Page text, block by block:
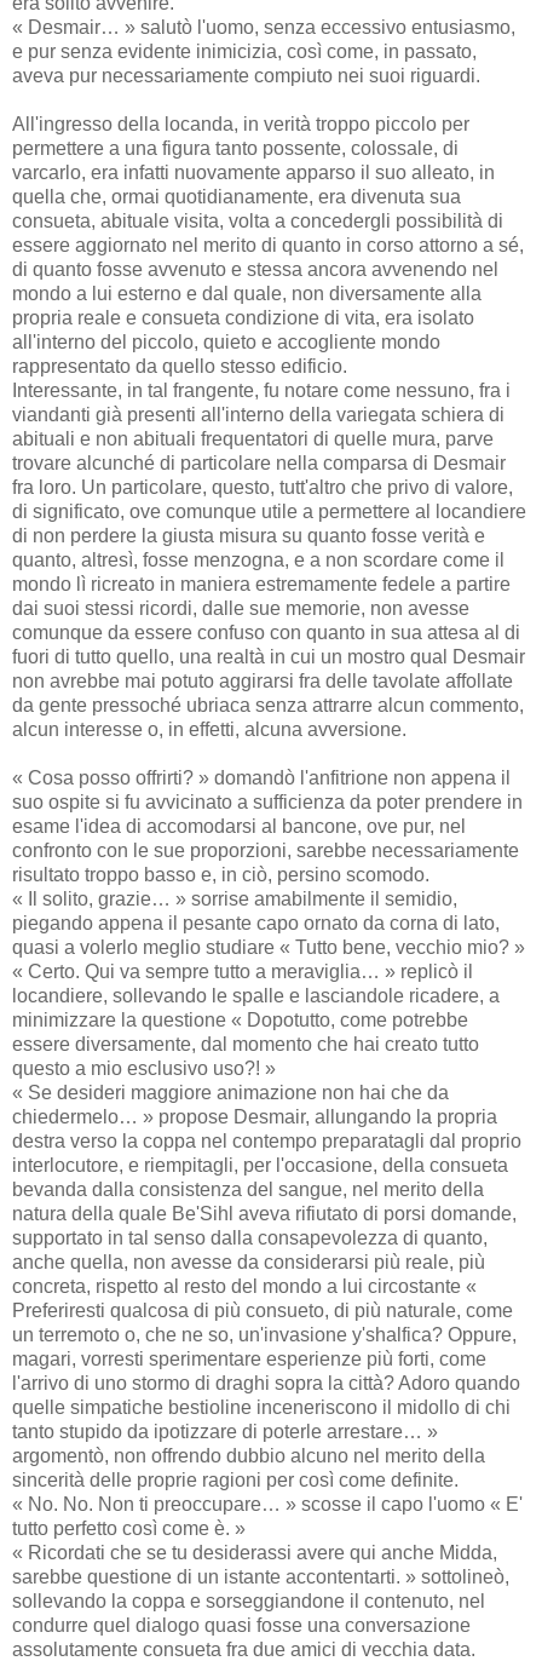
« Desmair… » salutò l'uomo, senza eccessivo entusiasmo,
e pur senza evidente inimicizia, così come, in passato,
aveva pur necessariamente compiuto nei suoi riguardi.
All'ingresso della locanda, in verità troppo piccolo per
permettere a una figura tanto possente, colossale, di
varcarlo, era infatti nuovamente apparso il suo alleato, in
quella che, ormai quotidianamente, era divenuta sua
consueta, abituale visita, volta a concedergli possibilità di
essere aggiornato nel merito di quanto in corso attorno a sé,
di quanto fosse avvenuto e stessa ancora avvenendo nel
mondo a lui esterno e dal quale, non diversamente alla
propria reale e consueta condizione di vita, era isolato
all'interno del piccolo, quieto e accogliente mondo
rappresentato da quello stesso edificio.
Interessante, in tal frangente, fu notare come nessuno, fra i
viandanti già presenti all'interno della variegata schiera di
abituali e non abituali frequentatori di quelle mura, parve
trovare alcunché di particolare nella comparsa di Desmair
fra loro. Un particolare, questo, tutt'altro che privo di valore,
di significato, ove comunque utile a permettere al locandiere
di non perdere la giusta misura su quanto fosse verità e
quanto, altresì, fosse menzogna, e a non scordare come il
mondo lì ricreato in maniera estremamente fedele a partire
dai suoi stessi ricordi, dalle sue memorie, non avesse
comunque da essere confuso con quanto in sua attesa al di
fuori di tutto quello, una realtà in cui un mostro qual Desmair
non avrebbe mai potuto aggirarsi fra delle tavolate affollate
da gente pressoché ubriaca senza attrarre alcun commento,
alcun interesse o, in effetti, alcuna avversione.
« Cosa posso offrirti? » domandò l'anfitrione non appena il
suo ospite si fu avvicinato a sufficienza da poter prendere in
esame l'idea di accomodarsi al bancone, ove pur, nel
confronto con le sue proporzioni, sarebbe necessariamente
risultato troppo basso e, in ciò, persino scomodo.
« Il solito, grazie… » sorrise amabilmente il semidio,
piegando appena il pesante capo ornato da corna di lato,
quasi a volerlo meglio studiare « Tutto bene, vecchio mio? »
« Certo. Qui va sempre tutto a meraviglia… » replicò il
locandiere, sollevando le spalle e lasciandole ricadere, a
minimizzare la questione « Dopotutto, come potrebbe
essere diversamente, dal momento che hai creato tutto
questo a mio esclusivo uso?! »
« Se desideri maggiore animazione non hai che da
chiedermelo… » propose Desmair, allungando la propria
destra verso la coppa nel contempo preparatagli dal proprio
interlocutore, e riempitagli, per l'occasione, della consueta
bevanda dalla consistenza del sangue, nel merito della
natura della quale Be'Sihl aveva rifiutato di porsi domande,
supportato in tal senso dalla consapevolezza di quanto,
anche quella, non avesse da considerarsi più reale, più
concreta, rispetto al resto del mondo a lui circostante «
Preferiresti qualcosa di più consueto, di più naturale, come
un terremoto o, che ne so, un'invasione y'shalfica? Oppure,
magari, vorresti sperimentare esperienze più forti, come
l'arrivo di uno stormo di draghi sopra la città? Adoro quando
quelle simpatiche bestioline inceneriscono il midollo di chi
tanto stupido da ipotizzare di poterle arrestare… »
argomentò, non offrendo dubbio alcuno nel merito della
sincerità delle proprie ragioni per così come definite.
« No. No. Non ti preoccupare… » scosse il capo l'uomo « E'
tutto perfetto così come è. »
« Ricordati che se tu desiderassi avere qui anche Midda,
sarebbe questione di un istante accontentarti. » sottolineò,
sollevando la coppa e sorseggiandone il contenuto, nel
condurre quel dialogo quasi fosse una conversazione
assolutamente consueta fra due amici di vecchia data.